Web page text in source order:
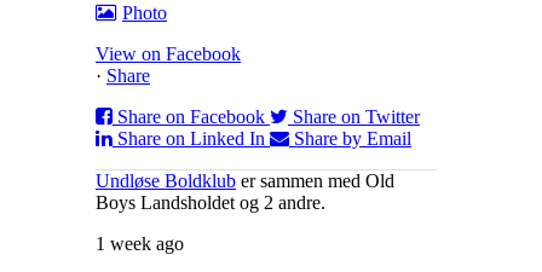
Photo
View on Facebook
· Share
Share on Facebook
Share on Twitter
Share on Linked In
Share by Email
Undløse Boldklub er sammen med Old
Boys Landsholdet og 2 andre.
1 week ago